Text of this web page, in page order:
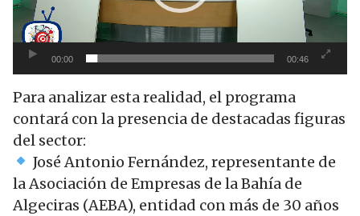
00:00 00:46
Para analizar esta realidad, el programa
contará con la presencia de destacadas figuras
del sector:
José Antonio Fernández, representante de
la Asociación de Empresas de la Bahía de
Algeciras (AEBA), entidad con más de 30 años